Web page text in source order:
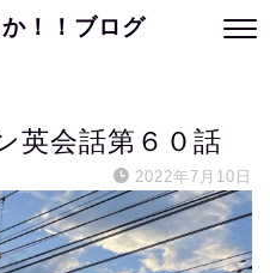
！！ブログ
英会話第６０話
2022年7月10日